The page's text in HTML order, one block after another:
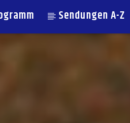
Sendungen A-Z